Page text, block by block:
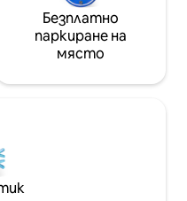
Безплатно
паркиране на
място